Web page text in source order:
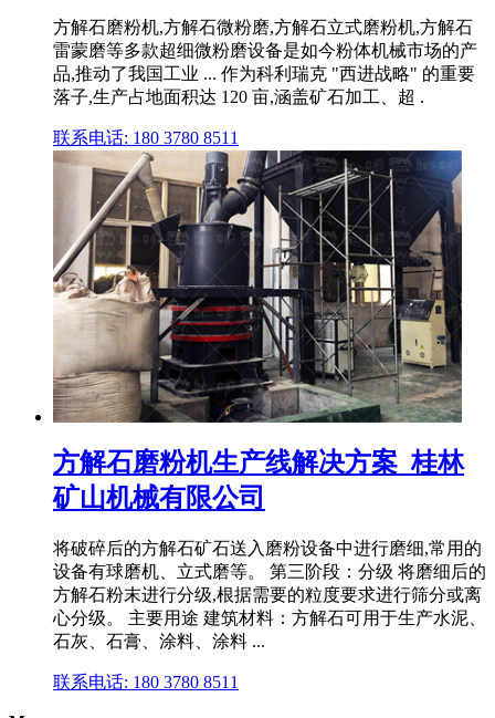
方解石磨粉机,方解石微粉磨,方解石立式磨粉机,方解石
雷蒙磨等多款超细微粉磨设备是如今粉体机械市场的产
品,推动了我国工业 ... 作为科利瑞克 "西进战略" 的重要
落子,生产占地面积达 120 亩,涵盖矿石加工、超 .
联系电话: 180 3780 8511
方解石磨粉机生产线解决方案_桂林
矿山机械有限公司
将破碎后的方解石矿石送入磨粉设备中进行磨细,常用的
设备有球磨机、立式磨等。 第三阶段：分级 将磨细后的
方解石粉末进行分级,根据需要的粒度要求进行筛分或离
心分级。 主要用途 建筑材料：方解石可用于生产水泥、
石灰、石膏、涂料、涂料 ...
联系电话: 180 3780 8511